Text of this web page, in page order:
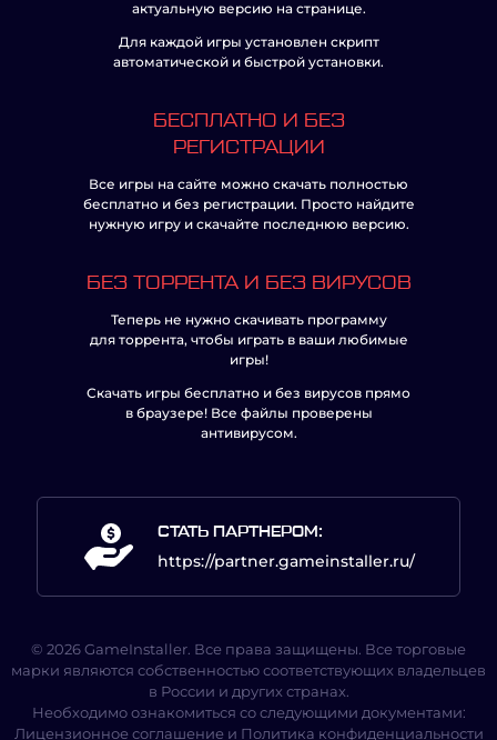
актуальную версию на странице.
Для каждой игры установлен скрипт
автоматической и быстрой установки.
БЕСПЛАТНО И БЕЗ
РЕГИСТРАЦИИ
Все игры на сайте можно скачать полностью
бесплатно и без регистрации. Просто найдите
нужную игру и скачайте последнюю версию.
БЕЗ ТОРРЕНТА И БЕЗ ВИРУСОВ
Теперь не нужно скачивать программу
для торрента, чтобы играть в ваши любимые
игры!
Скачать игры бесплатно и без вирусов прямо
в браузере! Все файлы проверены
антивирусом.
СТАТЬ ПАРТНЕРОМ:
https://partner.gameinstaller.ru/
© 2026 GameInstaller. Все права защищены. Все торговые
марки являются собственностью соответствующих владельцев
в России и других странах.
Необходимо ознакомиться со следующими документами:
Лицензионное соглашение и Политика конфиденциальности